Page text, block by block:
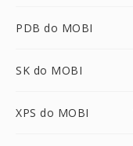
PDB do MOBI
SK do MOBI
XPS do MOBI